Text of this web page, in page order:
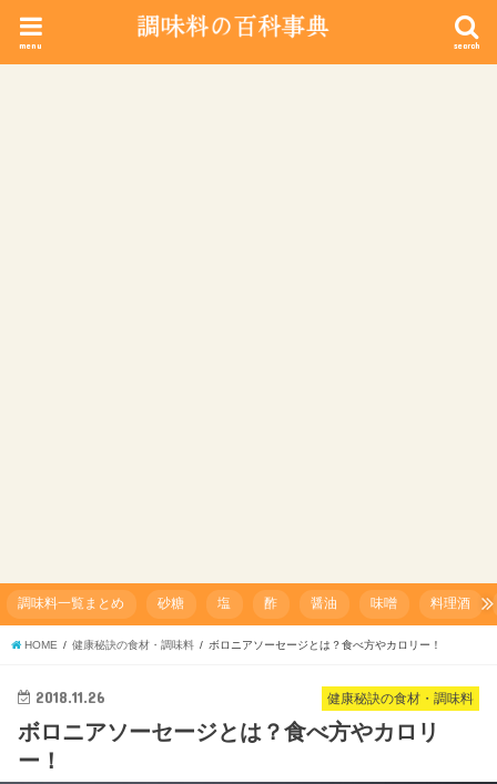
search
menu
調味料一覧まとめ 砂糖 塩 酢 醤油 味噌 料理酒
HOME 健康秘訣の食材・調味料 ボロニアソーセージとは？食べ方やカロリー！
健康秘訣の食材・調味料
2018.11.26
ボロニアソーセージとは？食べ方やカロリ
ー！